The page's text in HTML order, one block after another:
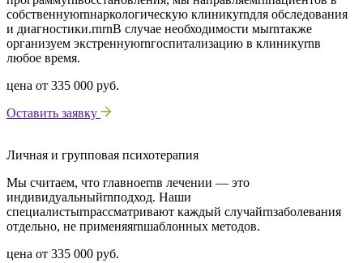
собственнуюrnнаркологическую клиникуrnдля обследования
и диагностики.rnrnВ случае необходимости мыrnтакже
организуем экстреннуюrnгоспитализацию в клиникуrnв
любое время.
цена от 335 000 руб.
Оставить заявку
Личная и групповая психотерапия
Мы считаем, что главноеrnв лечении — это
индивидуальныйrnподход. Наши
специалистыrnрассматривают каждый случайrnзаболевания
отдельно, не применяяrnшаблонных методов.
цена от 335 000 руб.